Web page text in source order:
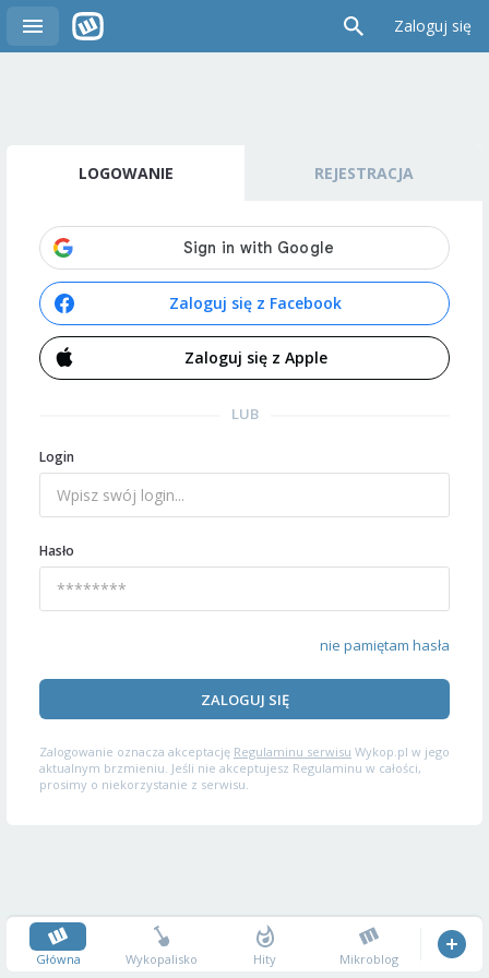
Zaloguj się
LOGOWANIE REJESTRACJA
Zaloguj się z Facebook
Zaloguj się z Apple
LUB
Login
Hasło
nie pamiętam hasła
ZALOGUJ SIĘ
Zalogowanie oznacza akceptację Regulaminu serwisu Wykop.pl w jego
aktualnym brzmieniu. Jeśli nie akceptujesz Regulaminu w całości,
prosimy o niekorzystanie z serwisu.
Główna Wykopalisko Hity Mikroblog